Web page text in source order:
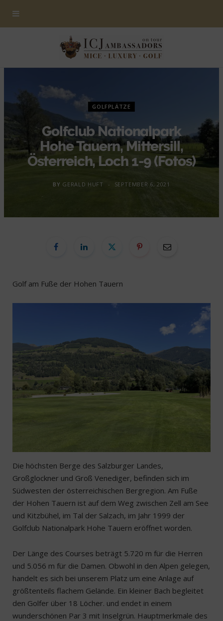
GOLFPLÄTZE
Golfclub Nationalpark
Hohe Tauern, Mittersill,
Österreich, Loch 1-9 (Fotos)
BY GERALD HUFT SEPTEMBER 6, 2021
Golf am Fuße der Hohen Tauern
Die höchsten Berge des Salzburger Landes,
Großglockner und Groß Venediger, befinden sich im
Südwesten der österreichischen Bergregion. Am Fuße
der Hohen Tauern ist auf dem Weg zwischen Zell am See
und Kitzbühel, im Tal der Salzach, im Jahr 1999 der
Golfclub Nationalpark Hohe Tauern eröffnet worden.
Der Länge des Courses beträgt 5.720 m für die Herren
und 5.056 m für die Damen. Obwohl in den Alpen gelegen,
handelt es sich bei unserem Platz um eine Anlage auf
größtenteils flachem Gelände. Ein kleiner Bach begleitet
den Golfer über 18 Löcher. und endet in einem
wunderschönen Par 3 mit Inselgrün. Hauptmerkmale des